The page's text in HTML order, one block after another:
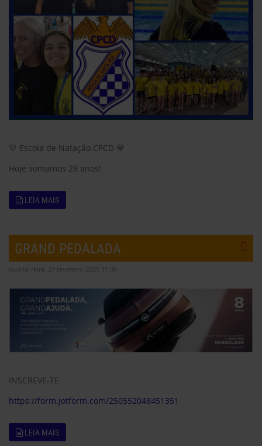
💛 Escola de Natação CPCD 💙
Hoje somamos 28 anos!
LEIA MAIS
GRAND PEDALADA
quinta-feira, 27 fevereiro 2025 11:36
INSCREVE-TE
https://form.jotform.com/250552048451351
LEIA MAIS